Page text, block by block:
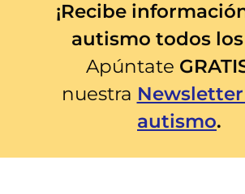
¡Recibe
autismo todos
Apúntate
nuestra
autismo.